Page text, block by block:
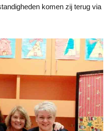
komen zij terug via